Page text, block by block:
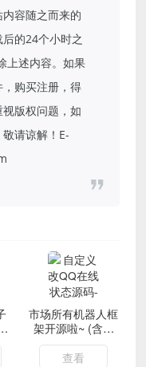
容随之而来的
的24个小时之
上述内容。如果
购买注册，得
版权问题，如
请谅解！E-
市场所有机器人框
架开源啦~ (含vx
框架)各位拿去研
究吧
查看